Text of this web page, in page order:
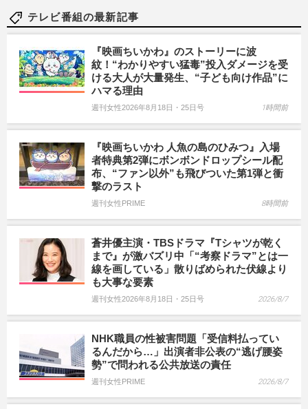
テレビ番組の最新記事
『映画ちいかわ』のストーリーに波
紋！“わかりやすい猛毒”投入ダメージを受
ける大人が大量発生、“子ども向け作品”に
ハマる理由
週刊女性2026年8月18日・25日号 1時間前
『映画ちいかわ 人魚の島のひみつ』入場
者特典第2弾にボンボンドロップシール配
布、“ファン以外”も飛びついた第1弾と衝
撃のラスト
週刊女性PRIME 8時間前
蒼井優主演・TBSドラマ『Tシャツが乾く
まで』が激バズリ中「“考察ドラマ”とは一
線を画している」散りばめられた伏線より
も大事な要素
週刊女性2026年8月18日・25日号 2026/8/7
NHK職員の性被害問題「受信料払ってい
るんだから…」出演者非公表の“逃げ腰姿
勢”で問われる公共放送の責任
週刊女性PRIME 2026/8/7